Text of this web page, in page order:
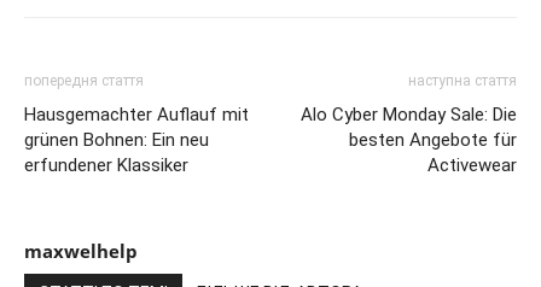
попередня стаття
Hausgemachter Auflauf mit
grünen Bohnen: Ein neu
erfundener Klassiker
наступна стаття
Alo Cyber Monday Sale: Die
besten Angebote für
Activewear
maxwelhelp